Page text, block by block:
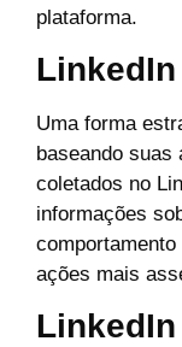
plataforma.
Uma forma
baseando suas
coletados no
informações
ações mais